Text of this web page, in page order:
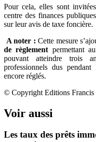
Pour cela, elles sont
centre des finances
sur leur avis de taxe foncière.
A noter :Cette mesure
de règlement permettant
pouvant atteindre trois
professionnels dus
encore réglés.
© Copyright Editions Francis
Voir aussi
Les taux des prêts